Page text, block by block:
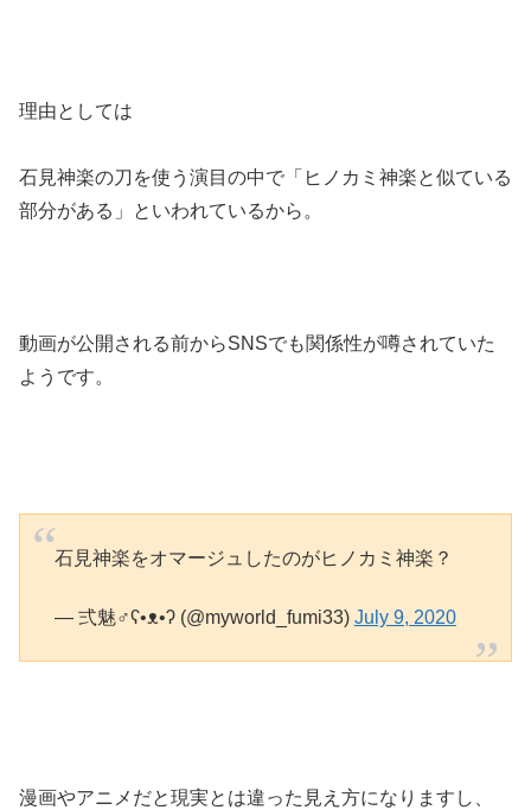
理由としては
石見神楽の刀を使う演目の中で「ヒノカミ神楽と似ている
部分がある」といわれているから。
動画が公開される前からSNSでも関係性が噂されていた
ようです。
石見神楽をオマージュしたのがヒノカミ神楽？
— 弍魅♂ʕ•ᴥ•ʔ (@myworld_fumi33) July 9, 2020
漫画やアニメだと現実とは違った見え方になりますし、